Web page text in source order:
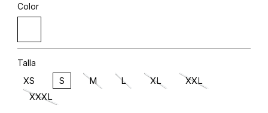
Color
Talla
XS S M L XL
XXL
XXXL